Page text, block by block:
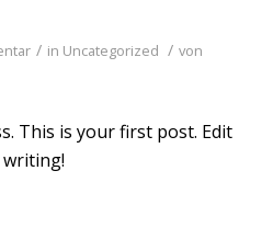
/ in Uncategorized / von
This is your first post. Edit